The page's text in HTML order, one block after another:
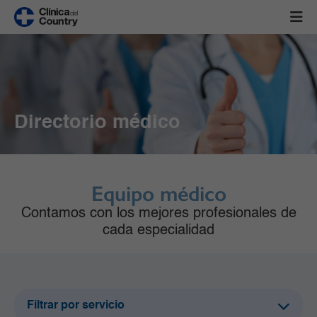
Directorio médico
Equipo médico
Contamos con los mejores profesionales de
cada especialidad
Filtrar por servicio